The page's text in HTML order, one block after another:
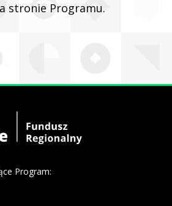
stronie Programu.
Program: